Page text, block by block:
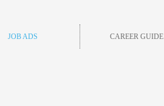
JOB ADS CAREER GUIDE